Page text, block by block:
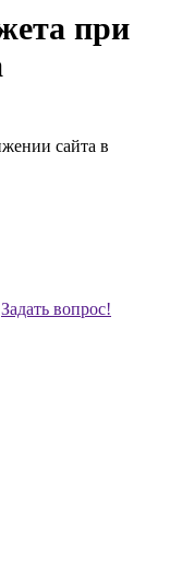
при
Задать вопрос!